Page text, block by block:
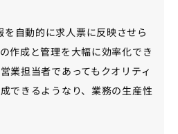
自動的に求人票に反映させら
作成と管理を大幅に効率化でき
業担当者であってもクオリティ
できるようなり、業務の生産性